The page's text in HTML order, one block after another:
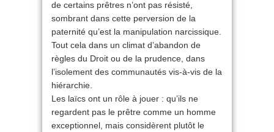
de certains prêtres n’ont pas résisté,
sombrant dans cette perversion de la
paternité qu’est la manipulation narcissique.
Tout cela dans un climat d’abandon de
règles du Droit ou de la prudence, dans
l’isolement des communautés vis-à-vis de la
hiérarchie.
Les laïcs ont un rôle à jouer : qu’ils ne
regardent pas le prêtre comme un homme
exceptionnel, mais considèrent plutôt le